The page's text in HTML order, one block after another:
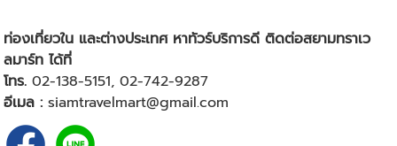
ท่องเที่ยวใน และต่างประเทศ หาทัวร์บริการดี ติดต่อสยามทราเว
ลมาร์ท ได้ที่
โทร. 02-138-5151, 02-742-9287
อีเมล : siamtravelmart@gmail.com